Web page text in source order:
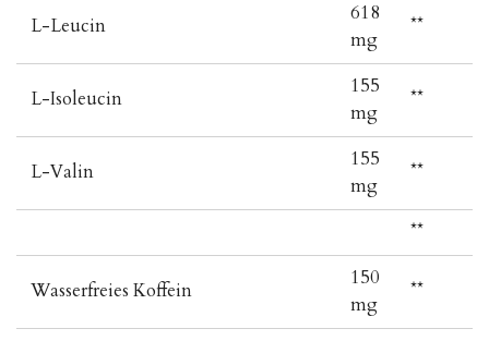
L-Leucin
618
mg
**
L-Isoleucin
155
mg
**
L-Valin
155
mg
**
**
Wasserfreies Koffein
150
mg
**